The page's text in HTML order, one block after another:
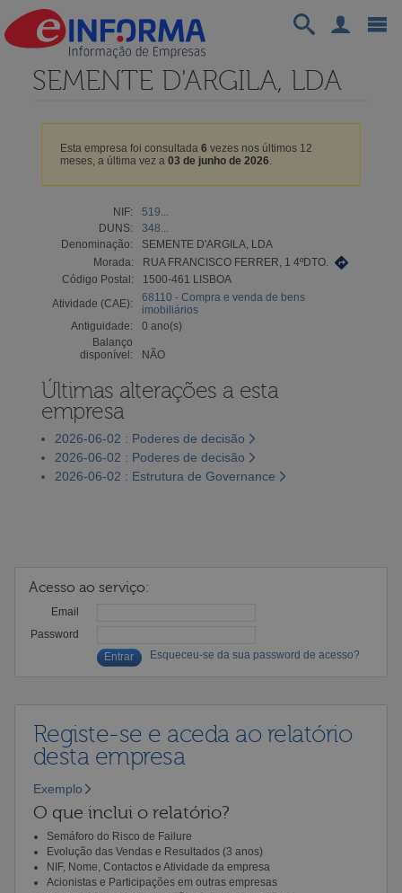
SEMENTE D'ARGILA, LDA
Esta empresa foi consultada 6 vezes nos últimos 12
meses, a última vez a 03 de junho de 2026.
NIF:
519...
DUNS:
348...
Denominação:
SEMENTE D'ARGILA, LDA
Morada:
RUA FRANCISCO FERRER, 1 4ºDTO.
Código Postal:
1500-461 LISBOA
Atividade (CAE):
68110 - Compra e venda de bens
imobiliários
Antiguidade:
0 ano(s)
Balanço
disponível:
NÃO
Últimas alterações a esta
empresa
2026-06-02 : Poderes de decisão
2026-06-02 : Poderes de decisão
2026-06-02 : Estrutura de Governance
Acesso ao serviço:
Email
Password
Esqueceu-se da sua password de acesso?
Registe-se e aceda ao relatório
desta empresa
Exemplo
O que inclui o relatório?
Semáforo do Risco de Failure
Evolução das Vendas e Resultados (3 anos)
NIF, Nome, Contactos e Atividade da empresa
Acionistas e Participações em outras empresas